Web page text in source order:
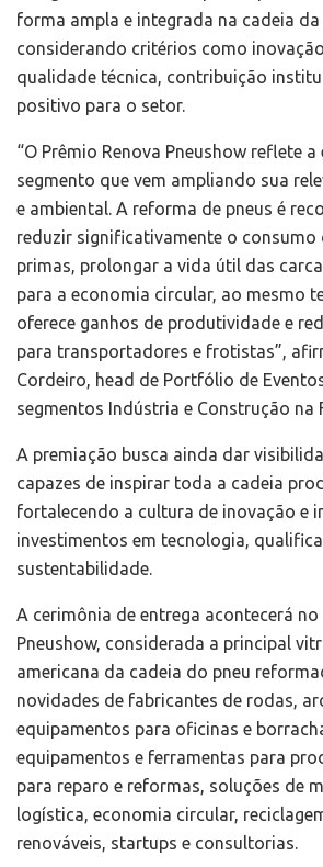
forma ampla e integrada na cadeia
considerando critérios como
qualidade técnica, contribuição
positivo para o setor.
“O Prêmio Renova Pneushow reflete
segmento que vem ampliando sua
e ambiental. A reforma de pneus é
reduzir significativamente o consumo
primas, prolongar a vida útil das
para a economia circular, ao mesmo
oferece ganhos de produtividade e
para transportadores e frotistas”,
Cordeiro, head de Portfólio de
segmentos Indústria e Construção na
A premiação busca ainda dar
capazes de inspirar toda a cadeia
fortalecendo a cultura de inovação e
investimentos em tecnologia,
sustentabilidade.
A cerimônia de entrega acontecerá
Pneushow, considerada a principal
americana da cadeia do pneu
novidades de fabricantes de rodas,
equipamentos para oficinas e
equipamentos e ferramentas para
para reparo e reformas, soluções de
logística, economia circular,
renováveis, startups e consultorias.